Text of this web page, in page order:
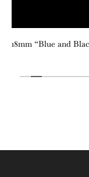
18mm “Blue and